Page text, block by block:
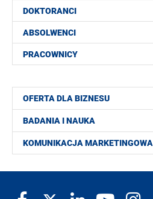
DOKTORANCI
ABSOLWENCI
PRACOWNICY
OFERTA DLA BIZNESU
BADANIA I NAUKA
KOMUNIKACJA MARKETINGOWA